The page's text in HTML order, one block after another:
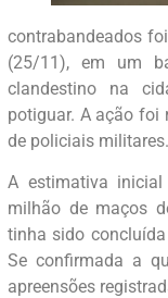
contrabandeados
(25/11), em um
clandestino na
potiguar. A ação foi
de policiais
A estimativa
milhão de maços
tinha sido
Se confirmada a
apreensões